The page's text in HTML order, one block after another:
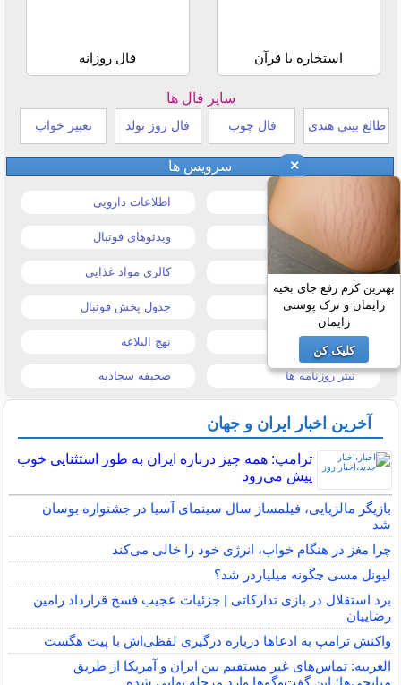
استخاره با قرآن فال روزانه
سایر فال ها
طالع بینی هندی فال چوب فال روز تولد تعبیر خواب
سرویس ها
اطلاعات دارویی
قیمت طلا و سکه ویدئوهای فوتبال
قیمت دلار کالری مواد غذایی
قیمت موبایل جدول پخش فوتبال
نهج البلاغه
تیتر روزنامه ها صحیفه سجادیه
آخرین اخبار ایران و جهان
ترامپ: همه چیز درباره ایران به طور استثنایی خوب
پیش می‌رود
بازیگر مالزیایی، فیلمساز سال سینمای آسیا در جشنواره بوسان
شد
چرا مغز در هنگام خواب، انرژی خود را خالی می‌کند
لیونل مسی چگونه میلیاردر شد؟
برد استقلال در بازی تدارکاتی | جزئیات عجیب فسخ قرارداد رامین
رضاییان
واکنش ترامپ به ادعاها درباره درگیری لفظی‌اش با پیت هگست
العربیه: تماس‌های غیر مستقیم بین ایران و آمریکا از طریق
میانجی‌ها؛ این گفت‌و‌گو‌ها وارد مرحله نهایی شده
×
بهترین کرم رفع جای بخیه
زایمان و ترک پوستی
زایمان
کلیک کن